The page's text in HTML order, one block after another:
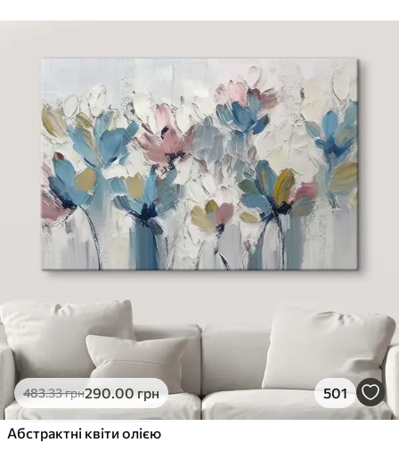
483.33грн290.00грн 501
Абстрактні квіти олією